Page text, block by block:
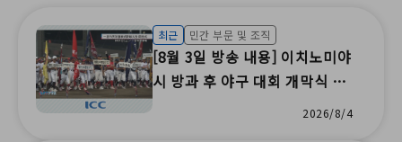
최근 민간 부문 및 조직
[8월 3일 방송 내용] 이치노미야
시 방과 후 야구 대회 개막식 /
후쿠모리 여름 축제 / 지역 축제
2026/8/4